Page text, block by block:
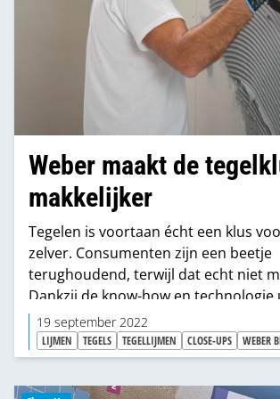
Weber maakt de
makkelijker
Tegelen is voortaan écht een klus
zelver. Consumenten zijn een beetje
terughoudend, terwijl dat echt niet
Dankzij de know-how en technologie
professionele assortiment maakt
marktleider Weber de tegellijmen
consument namelijk veel makkelijker
En het mooie? Die nieuwe producten
19 september 2022
LIJMEN TEGELS TEGELLIJMEN CLOSE-UPS WEBER